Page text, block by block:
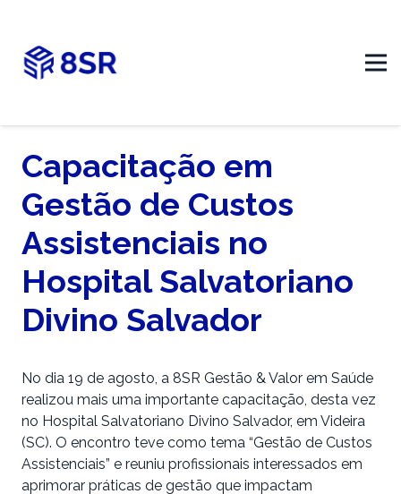
Capacitação em
Gestão de Custos
Assistenciais no
Hospital Salvatoriano
Divino Salvador
No dia 19 de agosto, a 8SR Gestão & Valor em Saúde
realizou mais uma importante capacitação, desta vez
no Hospital Salvatoriano Divino Salvador, em Videira
(SC). O encontro teve como tema “Gestão de Custos
Assistenciais” e reuniu profissionais interessados em
aprimorar práticas de gestão que impactam